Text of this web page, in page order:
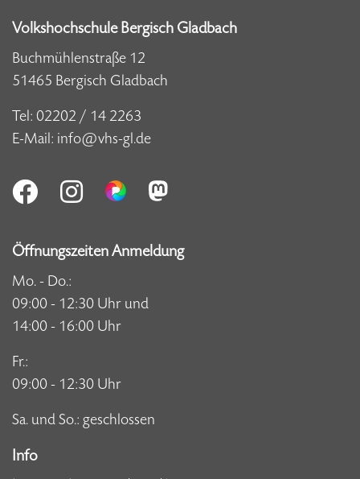
Volkshochschule Bergisch Gladbach
Buchmühlenstraße 12
51465 Bergisch Gladbach
Tel: 02202 / 14 2263
E-Mail: info@vhs-gl.de
Öffnungszeiten Anmeldung
Mo. - Do.:
09:00 - 12:30 Uhr und
14:00 - 16:00 Uhr
Fr.:
09:00 - 12:30 Uhr
Sa. und So.: geschlossen
Info